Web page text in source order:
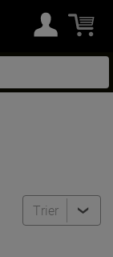
Trier